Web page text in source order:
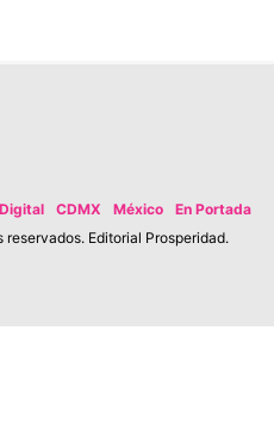
CDMX México
En Portada
Editorial Prosperidad.